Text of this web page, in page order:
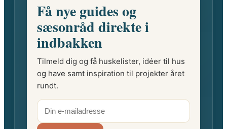
Få nye guides og
sæsonråd direkte i
indbakken
Tilmeld dig og få huskelister, idéer til hus
og have samt inspiration til projekter året
rundt.